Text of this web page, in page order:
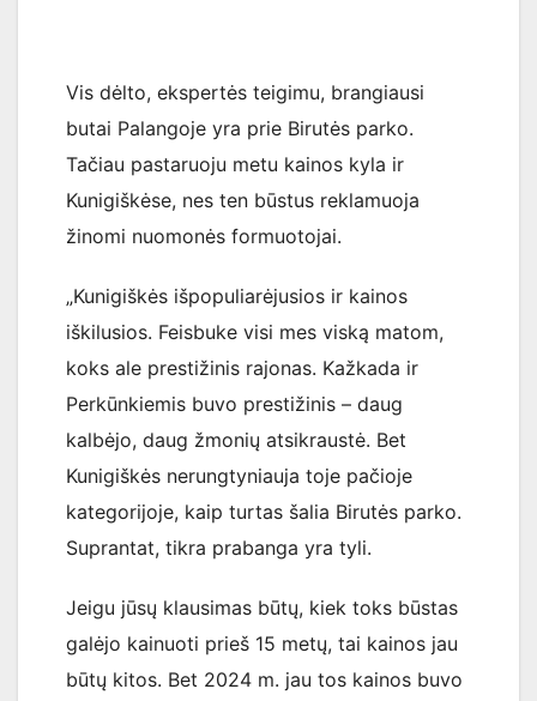
Vis dėlto, ekspertės teigimu, brangiausi
butai Palangoje yra prie Birutės parko.
Tačiau pastaruoju metu kainos kyla ir
Kunigiškėse, nes ten būstus reklamuoja
žinomi nuomonės formuotojai.
„Kunigiškės išpopuliarėjusios ir kainos
iškilusios. Feisbuke visi mes viską matom,
koks ale prestižinis rajonas. Kažkada ir
Perkūnkiemis buvo prestižinis – daug
kalbėjo, daug žmonių atsikraustė. Bet
Kunigiškės nerungtyniauja toje pačioje
kategorijoje, kaip turtas šalia Birutės parko.
Suprantat, tikra prabanga yra tyli.
Jeigu jūsų klausimas būtų, kiek toks būstas
galėjo kainuoti prieš 15 metų, tai kainos jau
būtų kitos. Bet 2024 m. jau tos kainos buvo